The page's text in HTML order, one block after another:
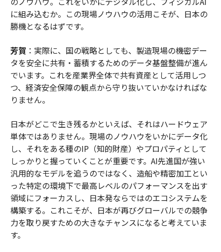
に組み込むか。この現場ノウハウの活用こそが、日本の
勝機となるはずです。
芳賀 ：実際に、国の戦略としても、製造現場の機密デー
タを安全に共有・蓄積するためのデータ基盤整備が進ん
でいます。これを産業界全体で共有資産として活用しつ
つ、経済安全保障の観点から守り抜いていかなければな
りません。
日本がどこで生き残るかといえば、それはハードウェア
単体ではありません。現場のノウハウをいかにデータ化
し、それをある種のIP（知的財産）やプロパティとして
しっかりと握っていくことが重要です。AI先進国が強い
汎用的なモデルを追うのではなく、造船や精密加工とい
った特定の環境下で最高レベルのパフォーマンスを出す
領域にフォーカスし、日本発ならではのエコシステムを
構築する。これこそが、日本が再びグローバルでの競争
力を取り戻すための大きなチャンスになると考えていま
す。